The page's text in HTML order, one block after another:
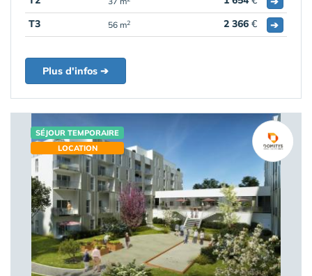
T3
56 m2 2 366 € ➔
Plus d'infos ➔
SÉJOUR TEMPORAIRE
LOCATION